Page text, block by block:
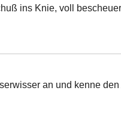
ins Knie, voll
an und kenne